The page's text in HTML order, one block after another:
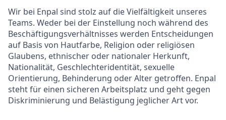
Wir bei Enpal sind stolz auf die Vielfältigkeit unseres
Teams. Weder bei der Einstellung noch während des
Beschäftigungsverhältnisses werden Entscheidungen
auf Basis von Hautfarbe, Religion oder religiösen
Glaubens, ethnischer oder nationaler Herkunft,
Nationalität, Geschlechteridentität, sexuelle
Orientierung, Behinderung oder Alter getroffen. Enpal
steht für einen sicheren Arbeitsplatz und geht gegen
Diskriminierung und Belästigung jeglicher Art vor.